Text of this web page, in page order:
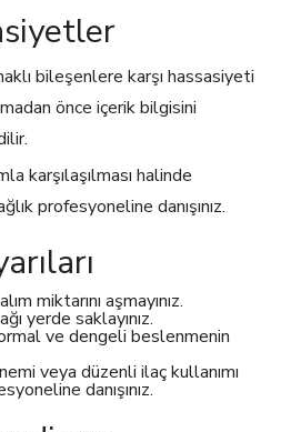
bileşenlere karşı hassasiyeti
önce içerik bilgisini
karşılaşılması halinde
profesyoneline danışınız.
miktarını aşmayınız.
yerde saklayınız.
ve dengeli beslenmenin
veya düzenli ilaç kullanımı
danışınız.